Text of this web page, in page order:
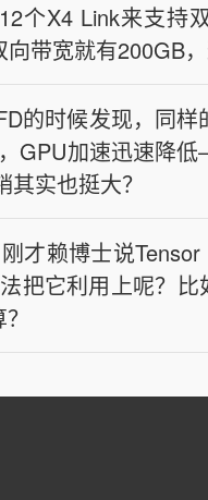
个X4 Link来支持
带宽就有200GB
的时候发现，同样
GPU加速迅速降
实也挺大？
才赖博士说
把它利用上呢？